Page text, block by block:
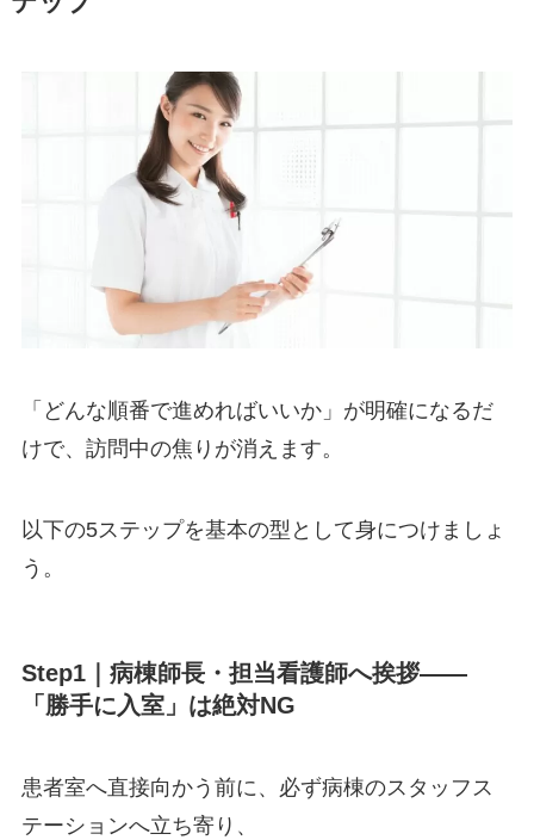
「どんな順番で進めればいいか」が明確になるだ
けで、訪問中の焦りが消えます。
以下の5ステップを基本の型として身につけましょ
う。
Step1｜病棟師長・担当看護師へ挨拶——
「勝手に入室」は絶対NG
患者室へ直接向かう前に、必ず病棟のスタッフス
テーションへ立ち寄り、